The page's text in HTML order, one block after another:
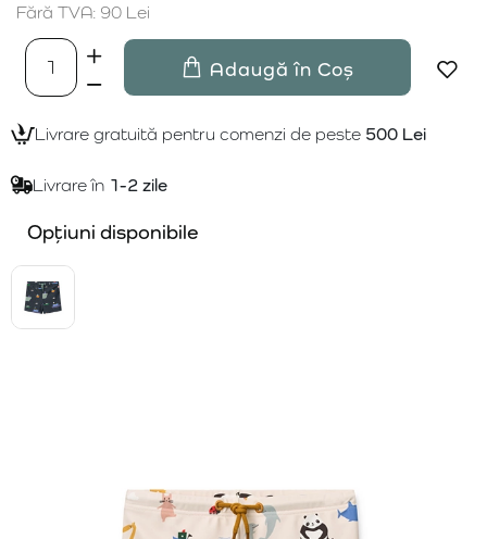
Fără TVA: 90 Lei
Adaugă în Coș
Livrare gratuită pentru comenzi de peste 500 Lei
Livrare în 1-2 zile
Opțiuni disponibile